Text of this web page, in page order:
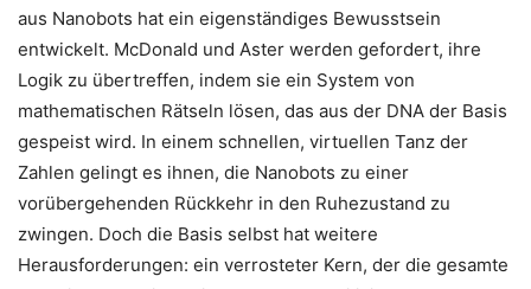
aus Nanobots hat ein eigenständiges Bewusstsein
entwickelt. McDonald und Aster werden gefordert, ihre
Logik zu übertreffen, indem sie ein System von
mathematischen Rätseln lösen, das aus der DNA der Basis
gespeist wird. In einem schnellen, virtuellen Tanz der
Zahlen gelingt es ihnen, die Nanobots zu einer
vorübergehenden Rückkehr in den Ruhezustand zu
zwingen. Doch die Basis selbst hat weitere
Herausforderungen: ein verrosteter Kern, der die gesamte